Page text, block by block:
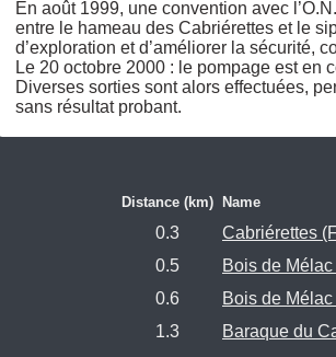
En août 1999, une convention avec
entre le hameau des Cabriérettes et le
d’exploration et d’améliorer la sécurité,
Le 20 octobre 2000 : le pompage est en
Diverses sorties sont alors effectuées,
sans résultat probant.
Distance (km) Name
0.3
Cabriérettes
0.5
Bois de
0.6
Bois de
1.3
Baraque du